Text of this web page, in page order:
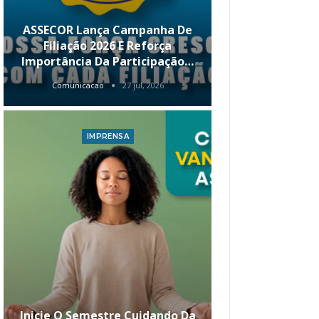
ASSECOR Lança Campanha De
Filiação 2026 E Reforça
Importância Da Participação…
Comunicacao 27 jul, 2026
IMPRENSA
Inicie O Semestre Cuidando Da